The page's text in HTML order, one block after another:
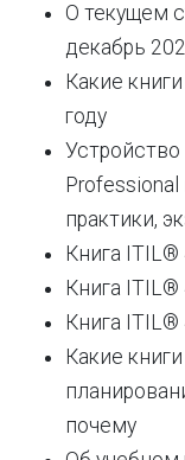
О текущем
декабрь
Какие
году
Professional
практики,
Книга ITIL®
Книга
Книга ITIL®
Какие
почему